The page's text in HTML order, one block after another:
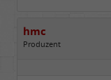
hmc
Produzent